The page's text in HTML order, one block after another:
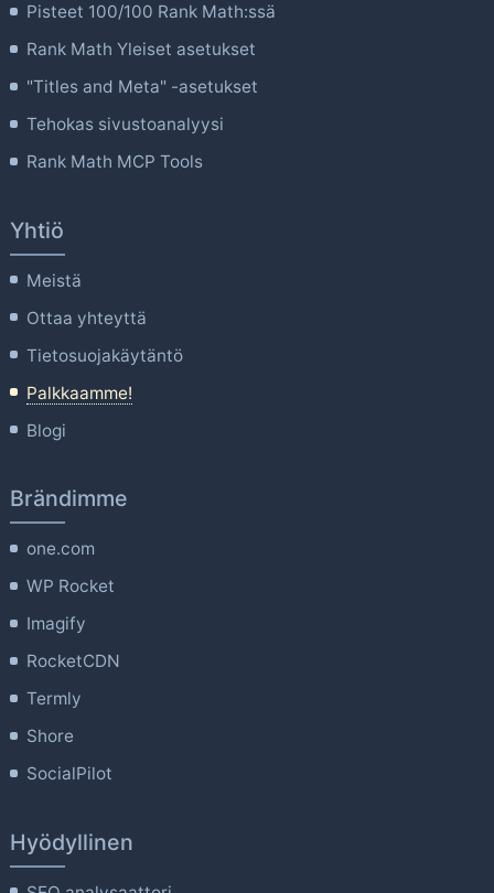
Pisteet 100/100 Rank Math:ssä
Rank Math Yleiset asetukset
"Titles and Meta" -asetukset
Tehokas sivustoanalyysi
Rank Math MCP Tools
Yhtiö
Meistä
Ottaa yhteyttä
Tietosuojakäytäntö
Palkkaamme!
Blogi
Brändimme
one.com
WP Rocket
Imagify
RocketCDN
Termly
Shore
SocialPilot
Hyödyllinen